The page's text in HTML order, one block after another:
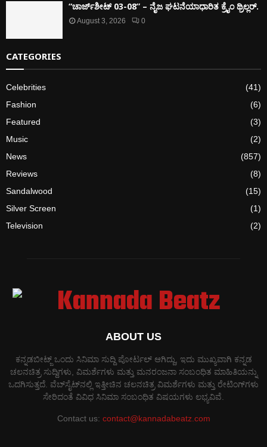
“ಚಾರ್ಜ್‌ಶೀಟ್ 03-08” – ನೈಜ ಘಟನೆಯಾಧಾರಿತ ಕ್ರೈಂ ಥ್ರಿಲ್ಲರ್.
August 3, 2026 0
CATEGORIES
Celebrities
(41)
Fashion
(6)
Featured
(3)
Music
(2)
News
(857)
Reviews
(8)
Sandalwood
(15)
Silver Screen
(1)
Television
(2)
ABOUT US
ಕನ್ನಡಬೀಟ್ಜ್ ಒಂದು ಸಿನಿಮಾ ಸುದ್ದಿ ಪೋರ್ಟಲ್ ಆಗಿದ್ದು, ಇದು ಮುಖ್ಯವಾಗಿ ಕನ್ನಡ
ಚಲನಚಿತ್ರ ಸುದ್ದಿಗಳು, ವಿಮರ್ಶೆಗಳು ಮತ್ತು ಮನರಂಜನಾ ಸಂಬಂಧಿತ ಮಾಹಿತಿಯನ್ನು
ಒದಗಿಸುತ್ತದೆ. ವೆಬ್‌ಸೈಟ್‌ನಲ್ಲಿ ಇತ್ತೀಚಿನ ಚಲನಚಿತ್ರ ವಿಮರ್ಶೆಗಳು ಮತ್ತು ರೇಟಿಂಗ್‌ಗಳು
ಸೇರಿದಂತೆ ವಿವಿಧ ಸಿನಿಮಾ ಸಂಬಂಧಿತ ವಿಷಯಗಳು ಲಭ್ಯವಿವೆ.
Contact us: contact@kannadabeatz.com